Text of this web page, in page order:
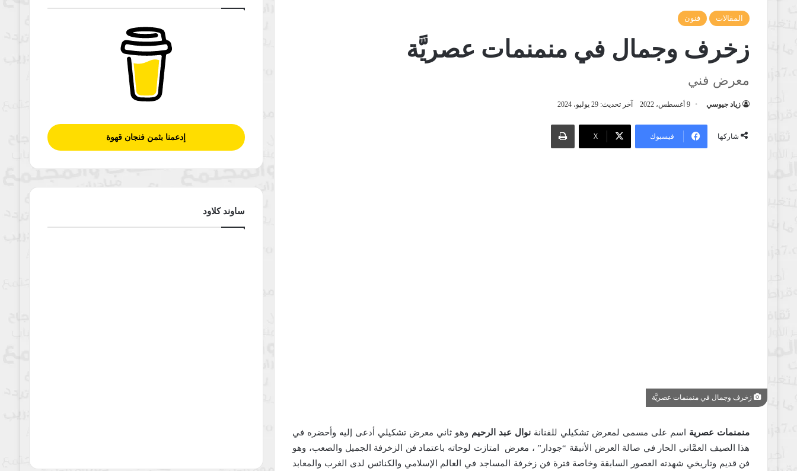
المقالات فنون
زخرف وجمال في منمنمات عصريَّة
معرض فني
زياد جيوسي 9 أغسطس، 2022 آخر تحديث: 29 يوليو، 2024
شاركها فيسبوك ‫X
طباعة
زخرف وجمال في منمنمات عصريَّة
منمنمات عصرية اسم على مسمى لمعرض تشكيلي للفنانة نوال عبد الرحيم وهو ثاني معرض تشكيلي أدعى إليه وأحضره في
هذا الصيف العمَّاني الحار في صالة العرض الأنيقة “جودار” ، معرض امتازت لوحاته باعتماد فن الزخرفة الجميل والصعب، وهو
فن قديم وتاريخي شهدته العصور السابقة وخاصة فترة فن زخرفة المساجد في العالم الإسلامي والكنائس لدى الغرب والمعابد
إدعمنا بثمن فنجان قهوة
ساوند كلاود